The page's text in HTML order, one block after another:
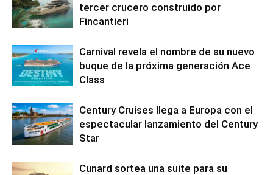
tercer crucero construido por
Fincantieri
Carnival revela el nombre de su nuevo
buque de la próxima generación Ace
Class
Century Cruises llega a Europa con el
espectacular lanzamiento del Century
Star
Cunard sortea una suite para su